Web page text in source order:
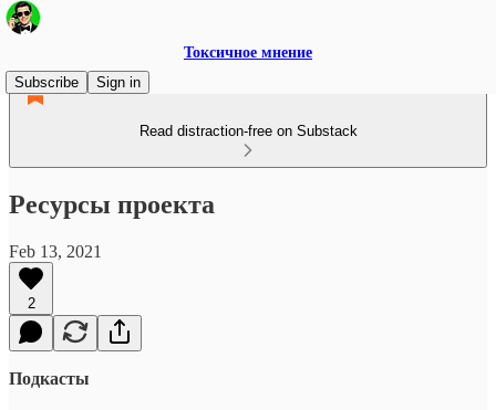
Токсичное мнение
Subscribe
Sign in
Read distraction-free on Substack
Ресурсы проекта
Feb 13, 2021
2
Подкасты